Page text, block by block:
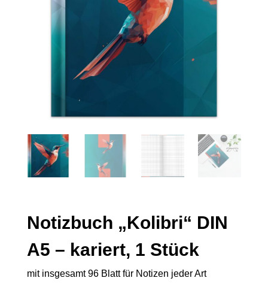
Notizbuch „Kolibri“ DIN
A5 – kariert, 1 Stück
mit insgesamt 96 Blatt für Notizen jeder Art